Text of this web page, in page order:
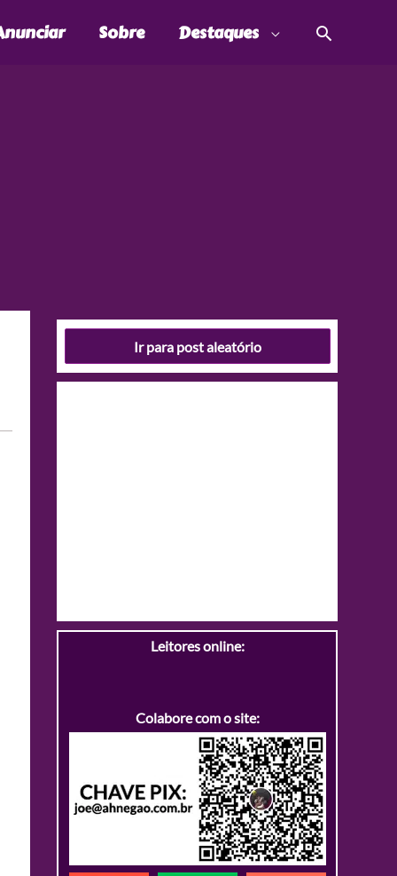
Sobre Destaques
Ir para post aleatório
Leitores online:
Colabore com o site: